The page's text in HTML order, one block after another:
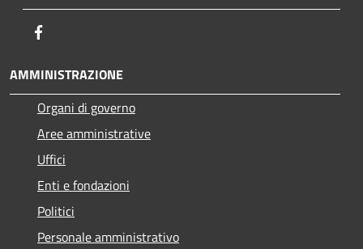
AMMINISTRAZIONE
Organi di governo
Aree amministrative
Uffici
Enti e fondazioni
Politici
Personale amministrativo